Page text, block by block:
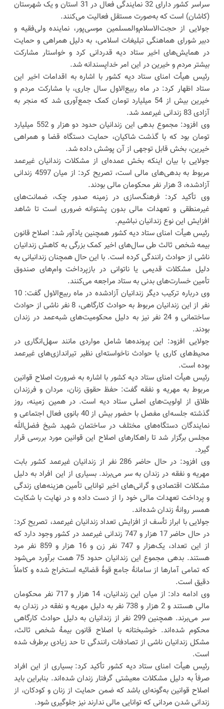
سراسر کشور دارای 32 نمایندگی فعال در 31 استان و یک شهرستان
(کاشان) است که به‌صورت مستقل فعالیت می‌کنند.
جولایی از حجت‌الاسلام‌والمسلمین موسی‌پور، نماینده ولی‌فقیه و
دبیر شورای هماهنگی تبلیغات اسلامی، به دلیل همراهی و حمایت
در همایش‌های اخیر ستاد دیه قدردانی کرد و خواستار مشارکت
بیشتر مردم و خیرین در این امر خداپسندانه شد.
رئیس هیأت امنای ستاد دیه کشور با اشاره به اقدامات اخیر این
ستاد اظهار کرد: در ماه ربیع‌الاول سال جاری، با مشارکت مردم و
خیرین بیش از 54 میلیارد تومان کمک جمع‌آوری شد که منجر به
آزادی 83 زندانی غیرعمد شد.
وی افزود: مجموع بدهی این زندانیان حدود دو هزار و 552 میلیارد
تومان بود که با گذشت شاکیان، حمایت دستگاه قضا و همراهی
خیرین، بخش قابل توجهی از آن پوشش داده شد.
جولایی با بیان اینکه بخش عمده‌ای از مشکلات زندانیان غیرعمد
مربوط به بدهی‌های مالی است، تصریح کرد: از میان 4597 زندانی
آزادشده، 3 هزار نفر محکومان مالی بودند.
وی تأکید کرد: فرهنگ‌سازی در زمینه صدور چک، ضمانت‌های
غیرمنطقی و تعهدات مالی بدون پشتوانه ضروری است تا شاهد
افزایش این نوع زندانیان نباشیم.
رئیس هیأت امنای ستاد دیه کشور همچنین یادآور شد: اصلاح قانون
بیمه شخص ثالث طی سال‌های اخیر کمک بزرگی به کاهش زندانیان
ناشی از حوادث رانندگی کرده است. با این حال همچنان زندانیانی به
دلیل مشکلات قدیمی یا ناتوانی در بازپرداخت وام‌های صندوق
تأمین خسارت‌های بدنی به ستاد مراجعه می‌کنند.
وی درباره ترکیب دیگر زندانیان آزادشده در ماه ربیع‌الاول گفت: 10
نفر از این زندانیان مربوط به حوادث کارگاهی، 8 نفر ناشی از حوادث
ساختمانی و 24 نفر نیز به دلیل محکومیت‌های شبه‌عمد در زندان
بودند.
جولایی افزود: این پرونده‌ها شامل مواردی مانند سهل‌انگاری در
محیط‌های کاری یا حوادث ناخواسته‌ای نظیر تیراندازی‌های غیرعمد
بوده است.
رئیس هیأت امنای ستاد دیه کشور با اشاره به ضرورت اصلاح قوانین
مربوط به مهریه و نفقه گفت: حفظ حقوق زنان، مردان و فرزندان
طلاق از اولویت‌های اصلی ستاد دیه است. در همین زمینه، روز
گذشته جلسه‌ای مفصل با حضور بیش از 40 بانوی فعال اجتماعی و
نمایندگان دستگاه‌های مختلف در ساختمان شهید شیخ فضل‌الله
مجلس برگزار شد تا راهکارهای اصلاح این قوانین مورد بررسی قرار
گیرد.
وی افزود: در حال حاضر 286 نفر از زندانیان غیرعمد کشور بابت
مهریه و نفقه در زندان به سر می‌برند. بسیاری از این افراد به دلیل
مشکلات اقتصادی و گرانی‌های اخیر توانایی تأمین هزینه‌های زندگی
و پرداخت تعهدات مالی خود را از دست داده و در نهایت با شکایت
همسر روانهٔ زندان شده‌اند.
جولایی با ابراز تأسف از افزایش تعداد زندانیان غیرعمد، تصریح کرد:
در حال حاضر 17 هزار و 747 زندانی غیرعمد در کشور وجود دارد که
از این تعداد، یک‌هزار و 747 نفر زن و 16 هزار و 859 نفر مرد
هستند. بدهی مجموع این زندانیان حدود 75 همت برآورد می‌شود
که تمامی آمارها از سامانهٔ جامع قوهٔ قضائیه استخراج شده و کاملاً
دقیق است.
وی ادامه داد: از میان این زندانیان، 14 هزار و 717 نفر محکومان
مالی هستند و 2 هزار و 738 نفر به دلیل مهریه و نفقه در زندان به
سر می‌برند. همچنین 299 نفر از زندانیان به دلیل حوادث کارگاهی
محکوم شده‌اند. خوشبختانه با اصلاح قانون بیمهٔ شخص ثالث،
مشکل زندانیان ناشی از تصادفات رانندگی تا حد زیادی برطرف شده
است.
رئیس هیأت امنای ستاد دیه کشور تأکید کرد: بسیاری از این افراد
صرفاً به دلیل مشکلات معیشتی گرفتار زندان شده‌اند. بنابراین باید
اصلاح قوانین به‌گونه‌ای باشد که ضمن حمایت از زنان و کودکان، از
زندانی شدن مردانی که توانایی مالی ندارند نیز جلوگیری شود.